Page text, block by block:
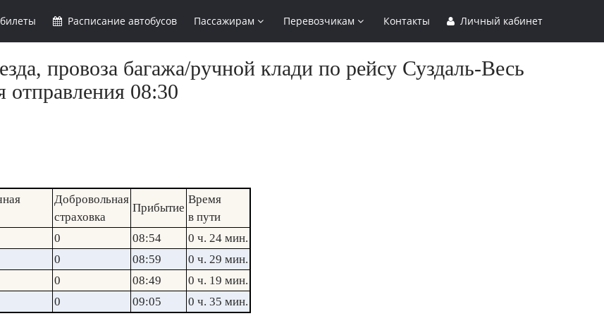
билеты Расписание автобусов Пассажирам Перевозчикам Контакты Личный кабинет
провоза багажа/ручной клади по рейсу Суздаль-Весь
отправления 08:30
Добровольная
страховка
Прибытие
Время
в пути
0 08:54
0 ч. 24 мин.
0 08:59
0 ч. 29 мин.
0 08:49
0 ч. 19 мин.
0 09:05 0 ч. 35 мин.